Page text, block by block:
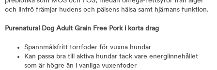
och linfrö främjar hudens och pälsens hälsa samt hjärnans funktion.
Purenatural Dog Adult Grain Free Pork i korta drag
Spannmålsfritt torrfoder för vuxna hundar
Kan passa bra till aktiva hundar tack vare energiinnehållet
som är högre än i vanliga vuxenfoder